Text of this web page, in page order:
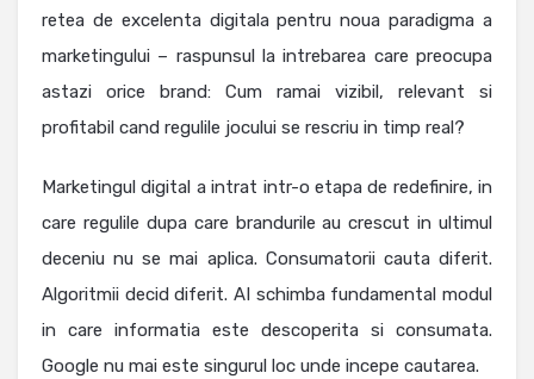
retea de excelenta digitala pentru noua paradigma a
marketingului – raspunsul la intrebarea care preocupa
astazi orice brand: Cum ramai vizibil, relevant si
profitabil cand regulile jocului se rescriu in timp real?
Marketingul digital a intrat intr-o etapa de redefinire, in
care regulile dupa care brandurile au crescut in ultimul
deceniu nu se mai aplica. Consumatorii cauta diferit.
Algoritmii decid diferit. AI schimba fundamental modul
in care informatia este descoperita si consumata.
Google nu mai este singurul loc unde incepe cautarea.